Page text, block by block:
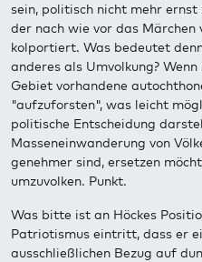
sein, politisch nicht mehr
der nach wie vor das
kolportiert. Was bedeutet
anderes als Umvolkung?
Gebiet vorhandene
"aufzuforsten", was leicht
politische Entscheidung
Masseneinwanderung von
genehmer sind, ersetzen
umzuvolken. Punkt.
Was bitte ist an Höckes
Patriotismus eintritt, dass er
ausschließlichen Bezug auf